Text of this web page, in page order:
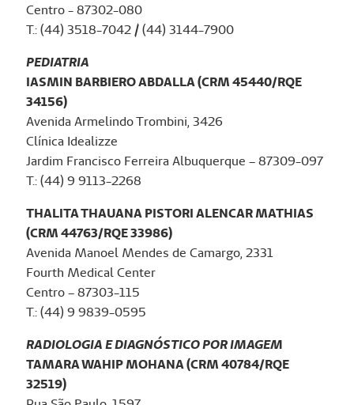
Centro - 87302-080
T.: (44) 3518-7042 / (44) 3144-7900
PEDIATRIA
IASMIN BARBIERO ABDALLA (CRM 45440/RQE
34156)
Avenida Armelindo Trombini, 3426
Clínica Idealizze
Jardim Francisco Ferreira Albuquerque – 87309-097
T.: (44) 9 9113-2268
THALITA THAUANA PISTORI ALENCAR MATHIAS
(CRM 44763/RQE 33986)
Avenida Manoel Mendes de Camargo, 2331
Fourth Medical Center
Centro – 87303-115
T.: (44) 9 9839-0595
RADIOLOGIA E DIAGNÓSTICO POR IMAGEM
TAMARA WAHIP MOHANA (CRM 40784/RQE
32519)